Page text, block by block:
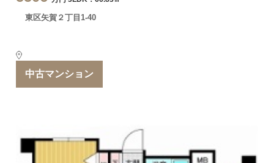
東区矢賀２丁目1-40
中古マンション